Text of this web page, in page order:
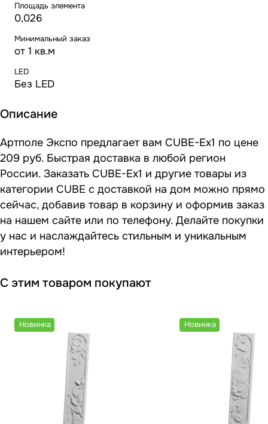
Площадь элемента
0,026
Минимальный заказ
от 1 кв.м
LED
Без LED
Описание
Артполе Экспо предлагает вам CUBE-Ex1 по цене
209 руб. Быстрая доставка в любой регион
России. Заказать CUBE-Ex1 и другие товары из
категории CUBE с доставкой на дом можно прямо
сейчас, добавив товар в корзину и оформив заказ
на нашем сайте или по телефону. Делайте покупки
у нас и наслаждайтесь стильным и уникальным
интерьером!
С этим товаром покупают
Новинка Новинка